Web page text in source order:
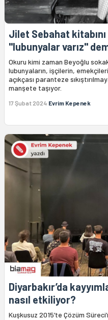
Jilet Sebahat
"lubunyalar varız"
Okuru kimi zaman Beyoğlu
lubunyaların, işçilerin,
açıkçası paranteze
manşete taşıyor.
17 Şubat 2024 Evrim Kepenek
Diyarbakır’da
nasıl etkiliyor?
Kuşkusuz 2015’te Çözüm